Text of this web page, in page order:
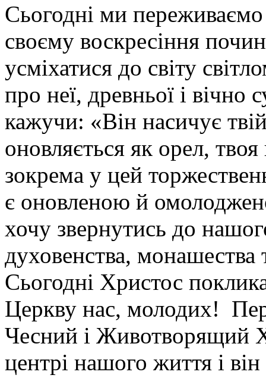
Сьогодні ми
своєму воскресіння
усміхатися до світу
про неї, древньої і вічно
кажучи: «Він насичує
оновляється як орел,
зокрема у цей
є оновленою й
хочу звернутись до
духовенства, монашества
Сьогодні Христос
Церкву нас, молодих!
Чесний і Животворящий
центрі нашого життя і